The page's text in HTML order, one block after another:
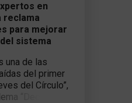
en
reclama
para mejorar
sistema
una de las
del primer
del Círculo”,
“Decidir en